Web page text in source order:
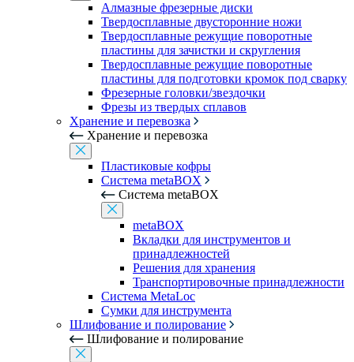
Алмазные фрезерные диски
Твердосплавные двусторонние ножи
Твердосплавные режущие поворотные
пластины для зачистки и скругления
Твердосплавные режущие поворотные
пластины для подготовки кромок под сварку
Фрезерные головки/звездочки
Фрезы из твердых сплавов
Хранение и перевозка
Хранение и перевозка
Пластиковые кофры
Система metaBOX
Система metaBOX
metaBOX
Вкладки для инструментов и
принадлежностей
Решения для хранения
Транспортировочные принадлежности
Система MetaLoc
Сумки для инструмента
Шлифование и полирование
Шлифование и полирование